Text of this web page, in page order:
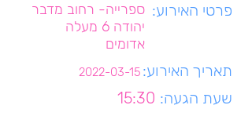
ספרייה- רחוב מדבר
יהודה 6 מעלה
אדומים
פרטי האירוע:
2022-03-15 תאריך האירוע:
15:30 שעת הגעה: